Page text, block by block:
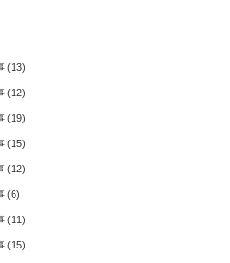
(13)
(12)
(19)
(15)
(12)
(6)
(11)
(15)